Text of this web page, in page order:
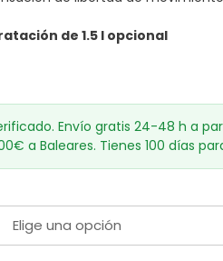
127,60€
de 1.5 l opcional
Envío gratis 24-48 h a
a Baleares. Tienes 100 días